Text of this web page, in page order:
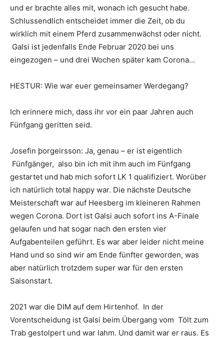
und er brachte alles mit, wonach ich gesucht habe.
Schlussendlich entscheidet immer die Zeit, ob du
wirklich mit einem Pferd zusammenwächst oder nicht.
Galsi ist jedenfalls Ende Februar 2020 bei uns
eingezogen – und drei Wochen später kam Corona…
HESTUR: Wie war euer gemeinsamer Werdegang?
Ich erinnere mich, dass ihr vor ein paar Jahren auch
Fünfgang geritten seid.
Josefin þorgeirsson: Ja, genau – er ist eigentlich
Fünfgänger, also bin ich mit ihm auch im Fünfgang
gestartet und hab mich sofort LK 1 qualifiziert. Worüber
ich natürlich total happy war. Die nächste Deutsche
Meisterschaft war auf Heesberg im kleineren Rahmen
wegen Corona. Dort ist Galsi auch sofort ins A-Finale
gelaufen und hat sogar nach den ersten vier
Aufgabenteilen geführt. Es war aber leider nicht meine
Hand und so sind wir am Ende fünfter geworden, was
aber natürlich trotzdem super war für den ersten
Saisonstart.
2021 war die DIM auf dem Hirtenhof. In der
Vorentscheidung ist Galsi beim Übergang vom Tölt zum
Trab gestolpert und war lahm. Und damit war er raus. Es